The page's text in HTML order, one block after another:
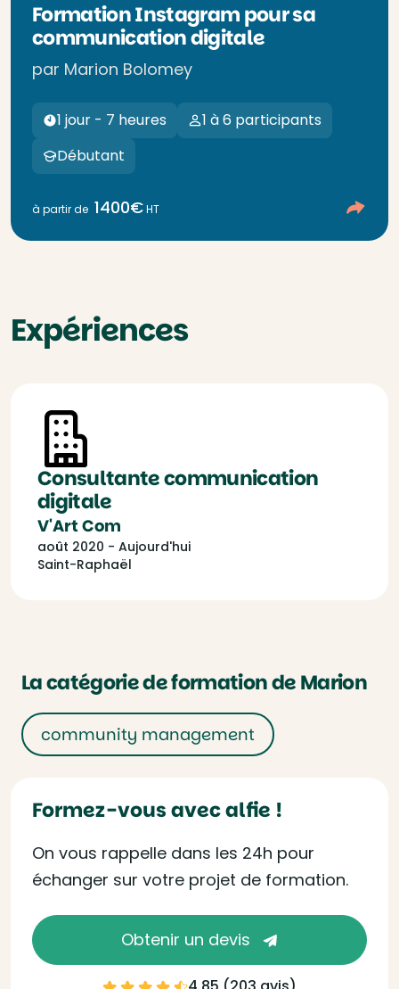
Formation Instagram pour sa
communication digitale
par Marion Bolomey
1 jour - 7 heures
1 à 6 participants
Débutant
à partir de 1400€HT
Expériences
Consultante communication
digitale
V'Art Com
août 2020 - Aujourd'hui
Saint-Raphaël
La catégorie de formation de Marion
community management
Formez-vous avec alfie !
On vous rappelle dans les 24h pour
échanger sur votre projet de formation.
Obtenir un devis